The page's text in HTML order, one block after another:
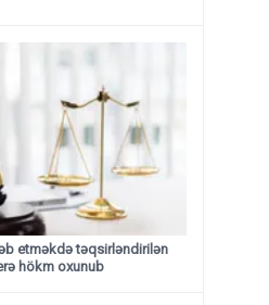
etməkdə təqsirləndirilən
hökm oxunub